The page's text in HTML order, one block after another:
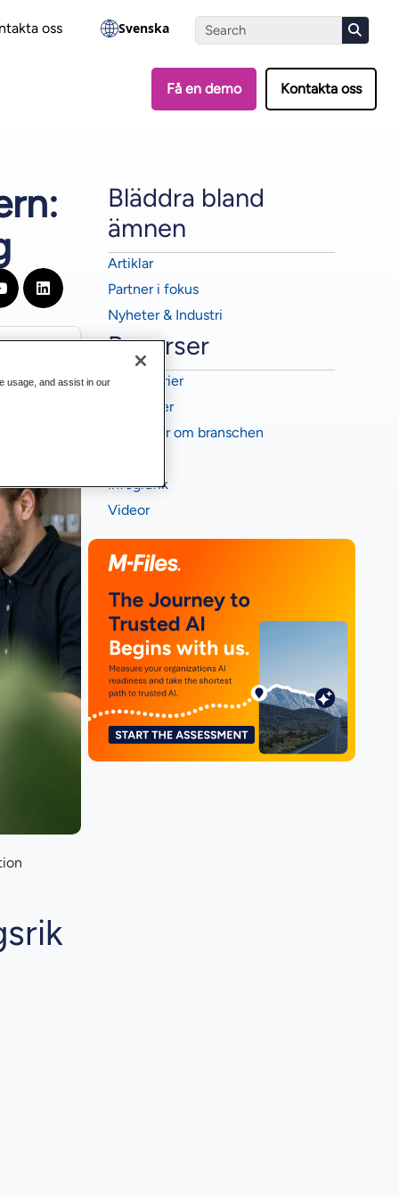
oss Svenska
Få en demo Kontakta oss
Bläddra bland
ämnen
Artiklar
Partner i fokus
Nyheter & Industri
Resurser
Webbinarier
Fallstudier
Rapporter om branschen
Infografik
Videor
Gör testet
usage, and assist in our